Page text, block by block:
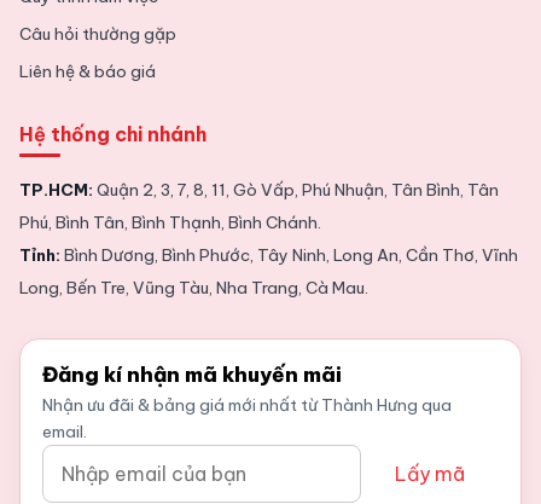
Câu hỏi thường gặp
Liên hệ & báo giá
Hệ thống chi nhánh
TP.HCM: Quận 2, 3, 7, 8, 11, Gò Vấp, Phú Nhuận, Tân Bình, Tân
Phú, Bình Tân, Bình Thạnh, Bình Chánh.
Tỉnh: Bình Dương, Bình Phước, Tây Ninh, Long An, Cần Thơ, Vĩnh
Long, Bến Tre, Vũng Tàu, Nha Trang, Cà Mau.
Đăng kí nhận mã khuyến mãi
Nhận ưu đãi & bảng giá mới nhất từ Thành Hưng qua
email.
Lấy mã